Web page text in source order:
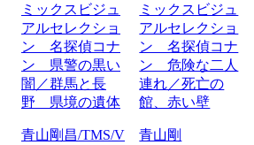
ミックスビジュ
アルセレクショ
ン 名探偵コナ
ン 県警の黒い
闇／群馬と長
野 県境の遺体
青山剛昌/TMS/V
ミックスビジュ
アルセレクショ
ン 名探偵コナ
ン 危険な二人
連れ／死亡の
館、赤い壁
青山剛